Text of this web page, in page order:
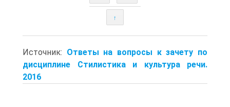
↑
Источник: Ответы на вопросы к зачету по
дисциплине Стилистика и культура речи.
2016